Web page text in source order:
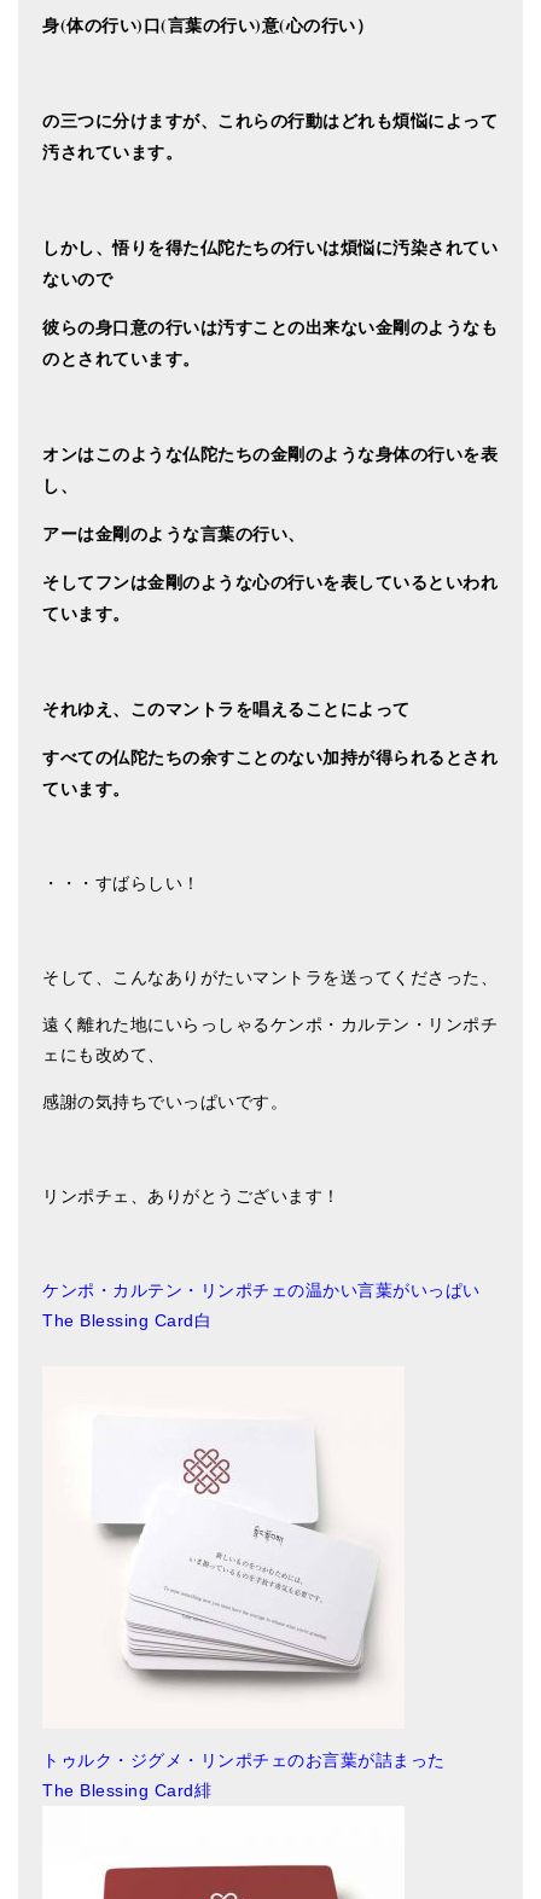
身(体の行い)口(言葉の行い)意(心の行い）
の三つに分けますが、 これらの行動はどれも煩悩によって
汚されています。
しかし、悟りを得た仏陀たちの行いは煩悩に汚染されてい
ないので
彼らの身口意の行いは汚すことの出来ない金剛のようなも
のとされています。
オンはこのような仏陀たちの金剛のような身体の行いを表
し、
アーは金剛のような言葉の行い、
そしてフンは金剛のような心の行いを表しているといわれ
ています。
それゆえ、このマントラを唱えることによって
すべての仏陀たちの余すことのない加持が得られるとされ
ています。
・・・すばらしい！
そして、こんなありがたいマントラを送ってくださった、
遠く離れた地にいらっしゃるケンポ・カルテン・リンポチ
ェにも改めて、
感謝の気持ちでいっぱいです。
リンポチェ、ありがとうございます！
ケンポ・カルテン・リンポチェの温かい言葉がいっぱい
The Blessing Card白
トゥルク・ジグメ・リンポチェのお言葉が詰まった
The Blessing Card緋